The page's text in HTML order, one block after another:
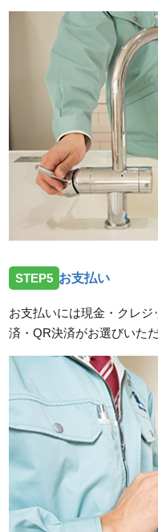
STEP5 お支払い
お支払いには現金・クレ
済・QR決済がお選びいただ